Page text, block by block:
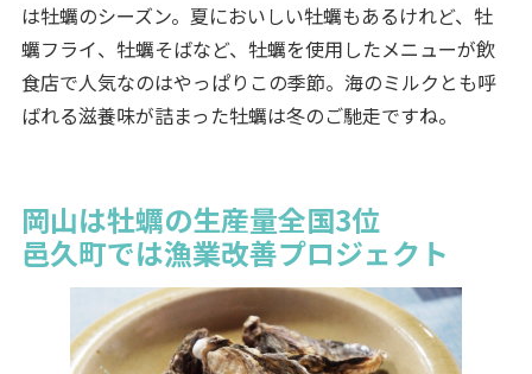
は牡蠣のシーズン。夏においしい牡蠣もあるけれど、牡
蠣フライ、牡蠣そばなど、牡蠣を使用したメニューが飲
食店で人気なのはやっぱりこの季節。海のミルクとも呼
ばれる滋養味が詰まった牡蠣は冬のご馳走ですね。
岡山は牡蠣の生産量全国3位
邑久町では漁業改善プロジェクト